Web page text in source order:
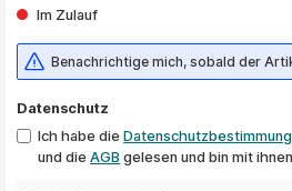
Im Zulauf
Benachrichtige mich, sobald der
Datenschutz
Ich habe die
und dieAGB gelesen und bin mit